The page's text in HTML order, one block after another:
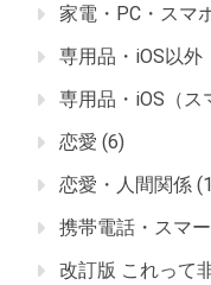
家電・PC・スマ
専用品・iOS以外
専用品・iOS（ス
恋愛 (6)
恋愛・人間関係
携帯電話・スマ
改訂版 これって